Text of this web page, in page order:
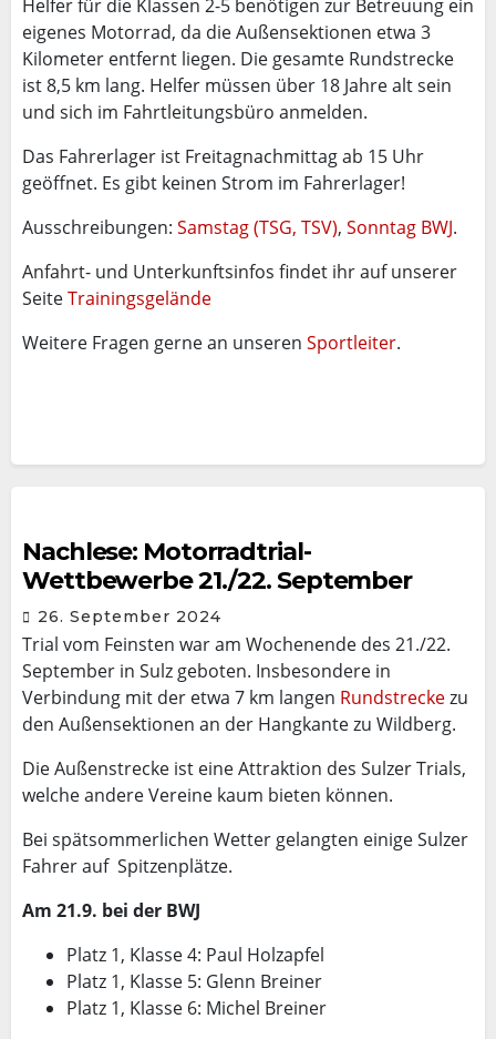
Helfer für die Klassen 2-5 benötigen zur Betreuung ein
eigenes Motorrad, da die Außensektionen etwa 3
Kilometer entfernt liegen. Die gesamte Rundstrecke
ist 8,5 km lang. Helfer müssen über 18 Jahre alt sein
und sich im Fahrtleitungsbüro anmelden.
Das Fahrerlager ist Freitagnachmittag ab 15 Uhr
geöffnet. Es gibt keinen Strom im Fahrerlager!
Ausschreibungen: Samstag (TSG, TSV), Sonntag BWJ.
Anfahrt- und Unterkunftsinfos findet ihr auf unserer
SeiteTrainingsgelände
Weitere Fragen gerne an unseren Sportleiter.
Nachlese: Motorradtrial-
Wettbewerbe 21./22. September
26. September 2024
Trial vom Feinsten war am Wochenende des 21./22.
September in Sulz geboten. Insbesondere in
Verbindung mit der etwa 7 km langen Rundstreckezu
den Außensektionen an der Hangkante zu Wildberg.
Die Außenstrecke ist eine Attraktion des Sulzer Trials,
welche andere Vereine kaum bieten können.
Bei spätsommerlichen Wetter gelangten einige Sulzer
Fahrer auf Spitzenplätze.
Am 21.9. bei der BWJ
Platz 1, Klasse 4: Paul Holzapfel
Platz 1, Klasse 5: Glenn Breiner
Platz 1, Klasse 6: Michel Breiner